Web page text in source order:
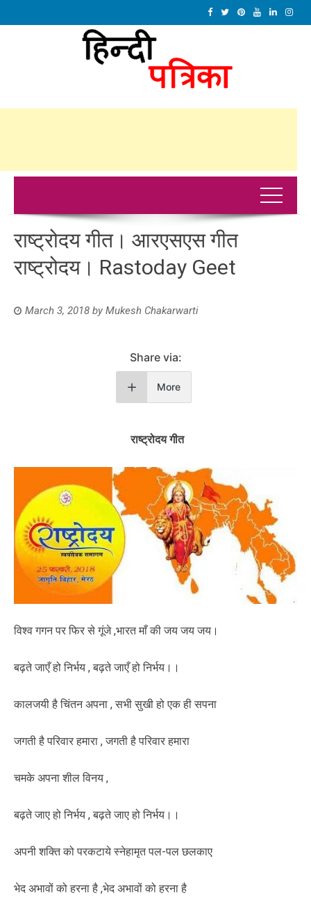
राष्ट्रोदय गीत। आरएसएस गीत
राष्ट्रोदय। Rastoday Geet
March 3, 2018 by Mukesh Chakarwarti
Share via:
More
राष्ट्रोदय गीत
विश्व गगन पर फिर से गूंजे ,भारत माँ की जय जय जय।
बढ़ते जाएँ हो निर्भय , बढ़ते जाएँ हो निर्भय।।
कालजयी है चिंतन अपना , सभी सुखी हो एक ही सपना
जगती है परिवार हमारा , जगती है परिवार हमारा
चमके अपना शील विनय ,
बढ़ते जाए हो निर्भय , बढ़ते जाए हो निर्भय।।
अपनी शक्ति को परकटाये स्नेहामृत पल-पल छलकाए
भेद अभावों को हरना है ,भेद अभावों को हरना है